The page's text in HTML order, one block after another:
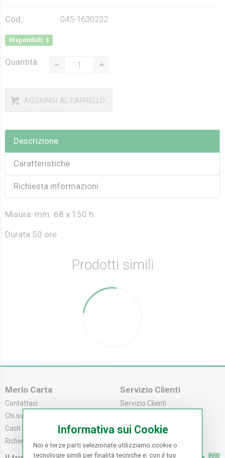
Cod.: 045-1630232
Disponibili: 1
Quantità
AGGIUNGI AL CARRELLO
Descrizione
Caratteristiche
Richiesta informazioni
Misura: mm. 68 x 150 h.
Durata 50 ore
Prodotti simili
Merlo Carta
Contattaci
Chi siamo
Cash & Carry
Richiedi catalogo
Servizio Clienti
Servizio Clienti
Modalità di Spediz...
Resi e Recessi
Informativa sui Cookie
Noi e terze parti selezionate utilizziamo cookie o
tecnologie simili per finalità tecniche e, con il tuo